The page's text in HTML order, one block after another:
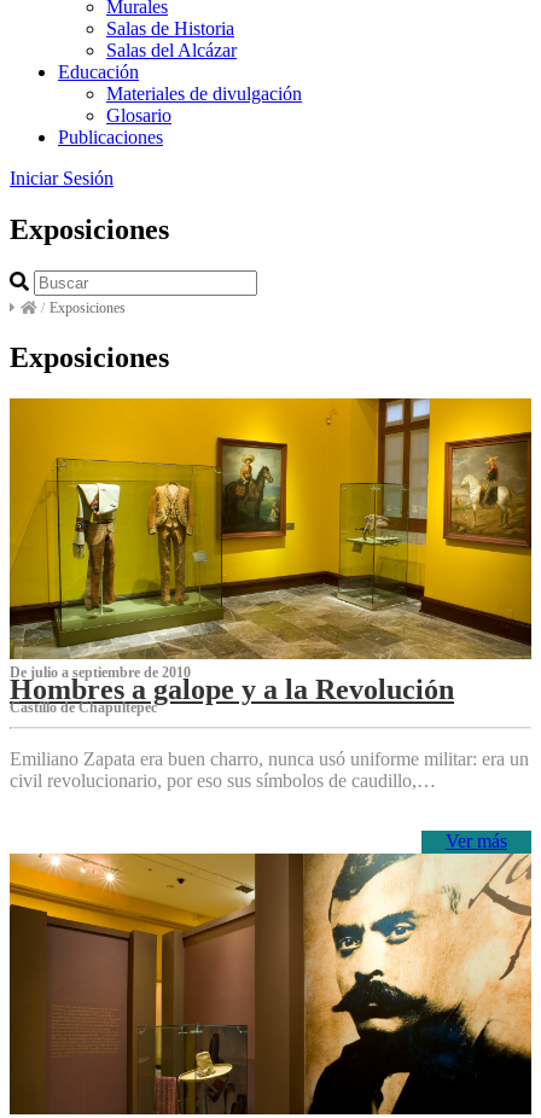
Murales
Salas de Historia
Salas del Alcázar
Educación
Materiales de divulgación
Glosario
Publicaciones
Iniciar Sesión
Exposiciones
/ Exposiciones
Exposiciones
De julio a septiembre de 2010
Hombres a galope y a la Revolución
Castillo de Chapultepec
Emiliano Zapata era buen charro, nunca usó uniforme militar: era un
civil revolucionario, por eso sus símbolos de caudillo,…
Ver más